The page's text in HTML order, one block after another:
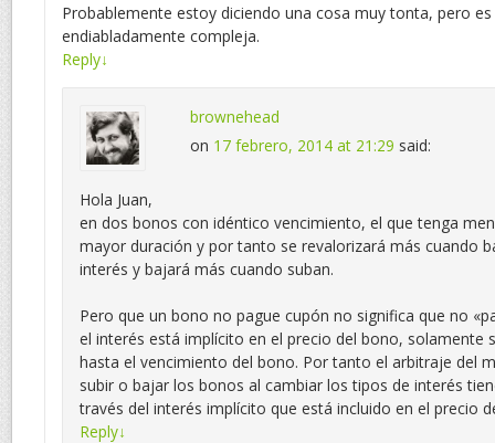
Probablemente estoy diciendo una cosa muy tonta, pero
endiabladamente compleja.
Reply↓
brownehead
on 17 febrero, 2014 at 21:29 said:
Hola Juan,
en dos bonos con idéntico vencimiento, el que tenga
mayor duración y por tanto se revalorizará más cuando
interés y bajará más cuando suban.
Pero que un bono no pague cupón no significa que no
el interés está implícito en el precio del bono, solamente
hasta el vencimiento del bono. Por tanto el arbitraje del
subir o bajar los bonos al cambiar los tipos de interés
través del interés implícito que está incluido en el precio
Reply↓